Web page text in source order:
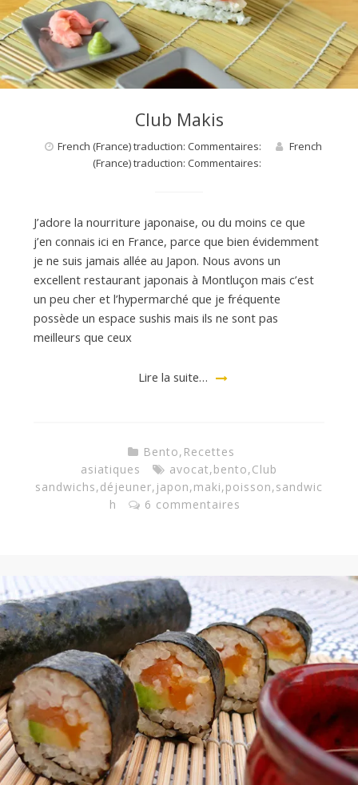
e
Club Makis
French (France) traduction: Commentaires:
French
(France) traduction: Commentaires:
J’adore la nourriture japonaise, ou du moins ce que
j’en connais ici en France, parce que bien évidemment
je ne suis jamais allée au Japon. Nous avons un
excellent restaurant japonais à Montluçon mais c’est
un peu cher et l’hypermarché que je fréquente
possède un espace sushis mais ils ne sont pas
meilleurs que ceux
Lire la suite…
Bento, Recettes
asiatiques
avocat,bento,Club
sandwichs,déjeuner, japon,maki,poisson,sandwic
h
6 commentaires